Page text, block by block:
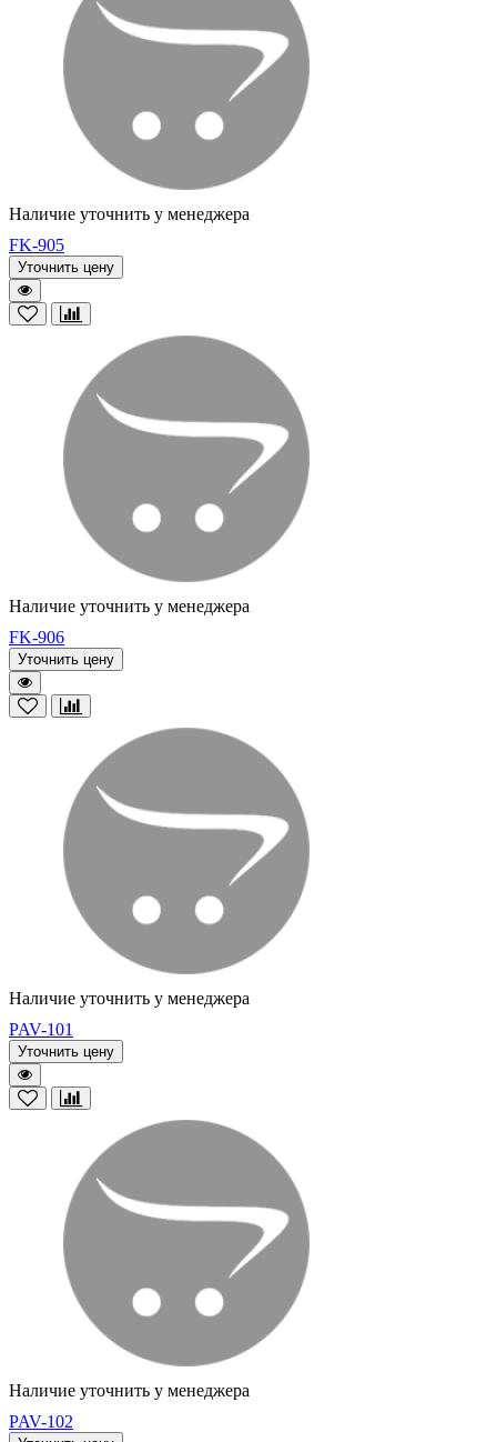
Наличие уточнить у менеджера
FK-905
Уточнить цену
Наличие уточнить у менеджера
FK-906
Уточнить цену
Наличие уточнить у менеджера
PAV-101
Уточнить цену
Наличие уточнить у менеджера
PAV-102